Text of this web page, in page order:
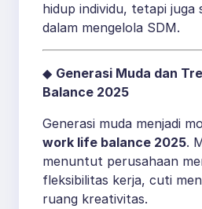
hidup individu, tetapi
dalam mengelola SDM.
◆ Generasi Muda dan
Balance 2025
Generasi muda menjadi
work life balance 2025.
menuntut perusahaan
fleksibilitas kerja, cuti
ruang kreativitas.